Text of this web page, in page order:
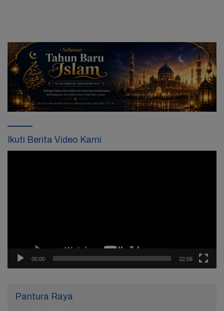
Ikuti Berita Video Kami
00:00 22:06
Pantura Raya